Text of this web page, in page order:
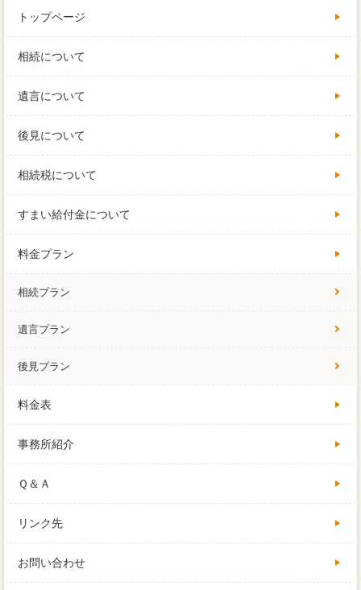
トップページ
相続について
遺言について
後見について
相続税について
すまい給付金について
料金プラン
相続プラン
遺言プラン
後見プラン
料金表
事務所紹介
Ｑ＆Ａ
リンク先
お問い合わせ